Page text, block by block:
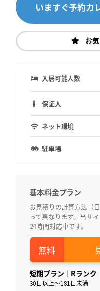
いますぐ予約カ
お
入居可能人数
保証人
ネット環境
駐車場
基本料金プラン
お見積りの計算方法（
って異なります。当サ
24時間対応中です。
短期プラン｜Rランク
30日以上～181日未満